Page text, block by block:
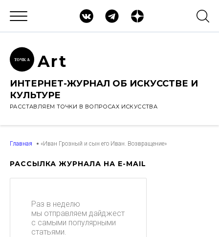
ТОЧК А Art
ИНТЕРНЕТ-ЖУРНАЛ ОБ ИСКУССТВЕ И
КУЛЬТУРЕ
РАССТАВЛЯЕМ ТОЧКИ В ВОПРОСАХ ИСКУССТВА
Главная «Иван Грозный и сын его Иван. Возвращение»
РАССЫЛКА ЖУРНАЛА НА E-MAIL
Раз в неделю
мы отправляем дайджест
с самыми популярными
статьями.